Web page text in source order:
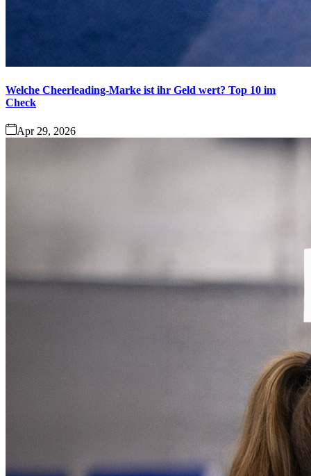
Welche Cheerleading-Marke ist ihr Geld wert? Top 10 im
Check
Apr 29, 2026